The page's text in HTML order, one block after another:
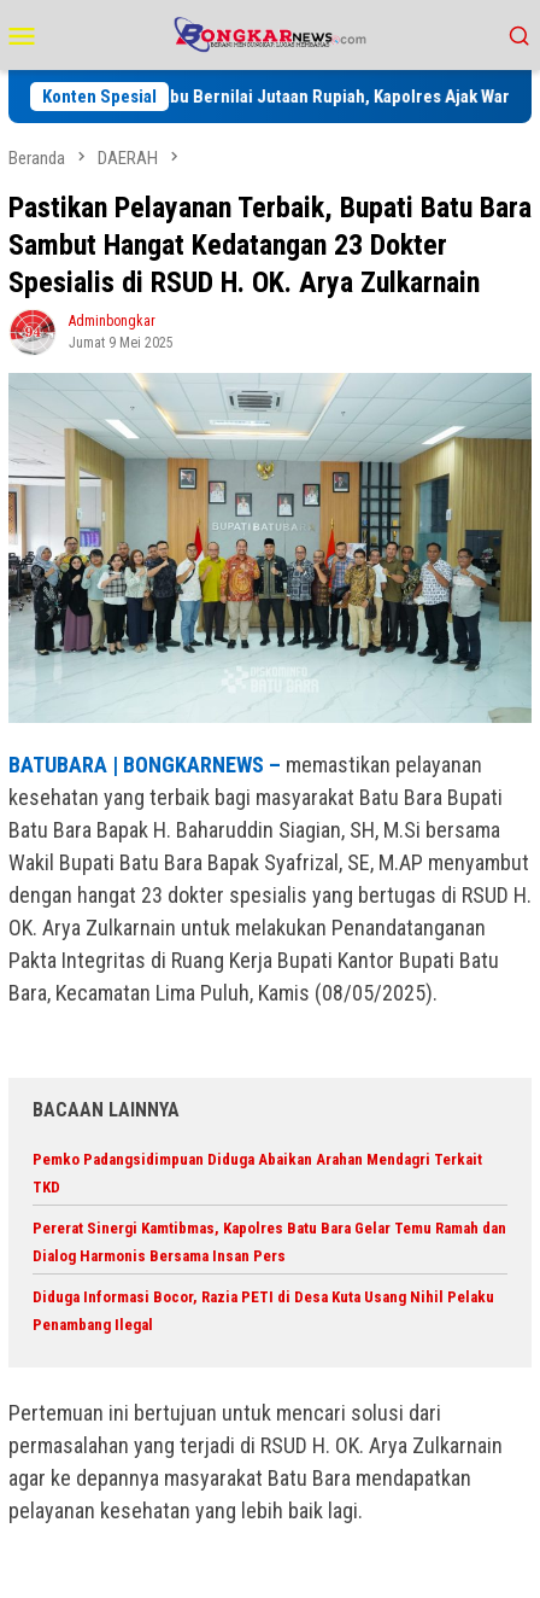
ke
kontenMobile
Konten Spesial
2 Kg Sabu Bernilai Jutaan Rupiah, Kapolres Ajak Warga Tabuh
Beranda DAERAH
Pastikan Pelayanan Terbaik, Bupati Batu Bara
Sambut Hangat Kedatangan 23 Dokter
Spesialis di RSUD H. OK. Arya Zulkarnain
Adminbongkar
Jumat 9 Mei 2025
BATUBARA | BONGKARNEWS – memastikan pelayanan
kesehatan yang terbaik bagi masyarakat Batu Bara Bupati
Batu Bara Bapak H. Baharuddin Siagian, SH, M.Si bersama
Wakil Bupati Batu Bara Bapak Syafrizal, SE, M.AP menyambut
dengan hangat 23 dokter spesialis yang bertugas di RSUD H.
OK. Arya Zulkarnain untuk melakukan Penandatanganan
Pakta Integritas di Ruang Kerja Bupati Kantor Bupati Batu
Bara, Kecamatan Lima Puluh, Kamis (08/05/2025).
BACAAN LAINNYA
Pemko Padangsidimpuan Diduga Abaikan Arahan Mendagri Terkait
TKD
Pererat Sinergi Kamtibmas, Kapolres Batu Bara Gelar Temu Ramah dan
Dialog Harmonis Bersama Insan Pers
Diduga Informasi Bocor, Razia PETI di Desa Kuta Usang Nihil Pelaku
Penambang Ilegal
Pertemuan ini bertujuan untuk mencari solusi dari
permasalahan yang terjadi di RSUD H. OK. Arya Zulkarnain
agar ke depannya masyarakat Batu Bara mendapatkan
pelayanan kesehatan yang lebih baik lagi.